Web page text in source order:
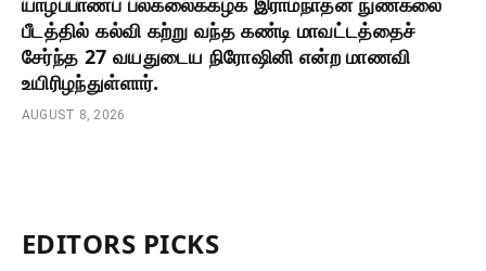
பீடத்தில் கல்வி கற்று வந்த கண்டி மாவட்டத்தைச்
சேர்ந்த 27 வயதுடைய நிரோஷினி என்ற மாணவி
உயிரிழந்துள்ளார்.
AUGUST 8, 2026
EDITORS PICKS